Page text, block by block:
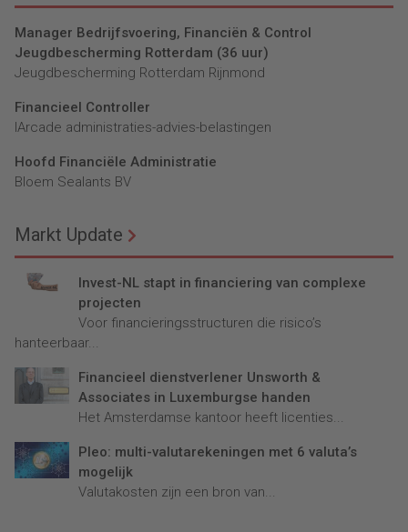
Manager Bedrijfsvoering, Financiën & Control
Jeugdbescherming Rotterdam (36 uur)
Jeugdbescherming Rotterdam Rijnmond
Financieel Controller
lArcade administraties-advies-belastingen
Hoofd Financiële Administratie
Bloem Sealants BV
Markt Update
Invest-NL stapt in financiering van complexe
projecten
Voor financieringsstructuren die risico’s
hanteerbaar...
Financieel dienstverlener Unsworth &
Associates in Luxemburgse handen
Het Amsterdamse kantoor heeft licenties...
Pleo: multi-valutarekeningen met 6 valuta’s
mogelijk
Valutakosten zijn een bron van...